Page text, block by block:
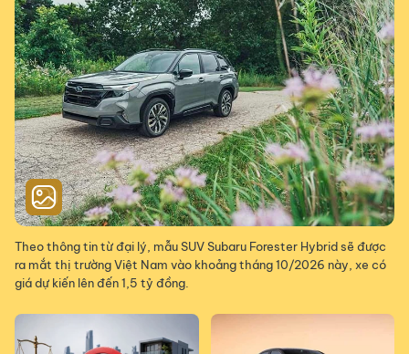
Theo thông tin từ đại lý, mẫu SUV Subaru Forester Hybrid sẽ được
ra mắt thị trường Việt Nam vào khoảng tháng 10/2026 này, xe có
giá dự kiến lên đến 1,5 tỷ đồng.